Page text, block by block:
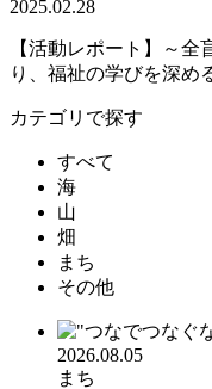
2025.02.28
【活動レポート】～
り、福祉の学びを深め
カテゴリで探す
すべて
海
山
畑
まち
その他
2026.08.05
まち